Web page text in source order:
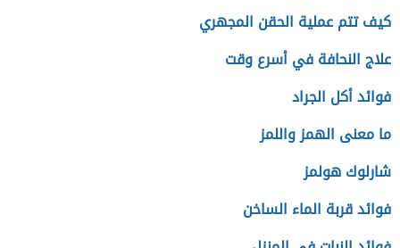
كيف تتم عملية الحقن المجهري
علاج النحافة في أسرع وقت
فوائد أكل الجراد
ما معنى الهمز واللمز
شارلوك هولمز
فوائد قربة الماء الساخن